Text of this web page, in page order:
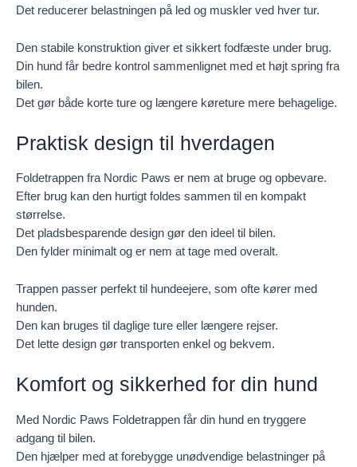
Det reducerer belastningen på led og muskler ved hver tur.
Den stabile konstruktion giver et sikkert fodfæste under brug.
Din hund får bedre kontrol sammenlignet med et højt spring fra
bilen.
Det gør både korte ture og længere køreture mere behagelige.
Praktisk design til hverdagen
Foldetrappen fra Nordic Paws er nem at bruge og opbevare.
Efter brug kan den hurtigt foldes sammen til en kompakt
størrelse.
Det pladsbesparende design gør den ideel til bilen.
Den fylder minimalt og er nem at tage med overalt.
Trappen passer perfekt til hundeejere, som ofte kører med
hunden.
Den kan bruges til daglige ture eller længere rejser.
Det lette design gør transporten enkel og bekvem.
Komfort og sikkerhed for din hund
Med Nordic Paws Foldetrappen får din hund en tryggere
adgang til bilen.
Den hjælper med at forebygge unødvendige belastninger på